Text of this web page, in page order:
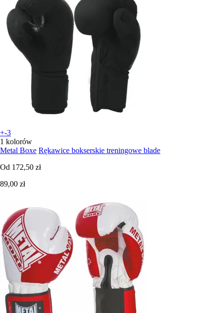
+-3
1 kolorów
Metal Boxe Rękawice bokserskie treningowe blade
Od 172,50 zł
89,00 zł